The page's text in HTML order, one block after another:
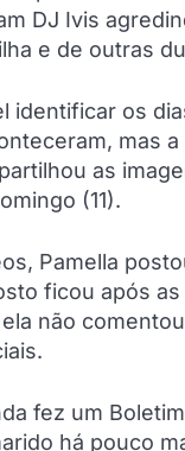
DJ Ivis
e de outras
identificar os
mas a
as
(11).
Pamella
ficou após
não
fez um
há pouco